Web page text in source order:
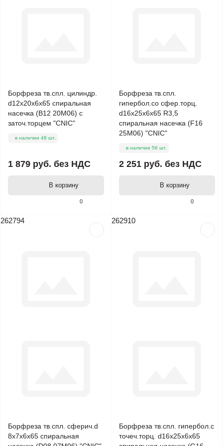
0
Борфреза тв.спл. цилиндр.
d12х20х6х65 спиральная
насечка (В12 20М06) с
заточ.торцем "CNIC"
в наличии 48 шт.
1 879 руб. без НДС
В корзину
0
Борфреза тв.спл.
гипербол.со сфер.торц.
d16х25х6х65 R3,5
спиральная насечка (F16
25М06) "CNIC"
в наличии 56 шт.
2 251 руб. без НДС
В корзину
262794
Борфреза тв.спл. сферич.d
8х7х6х65 спиральная
262910
Борфреза тв.спл. гипербол.с
точеч.торц. d16х25х6х65